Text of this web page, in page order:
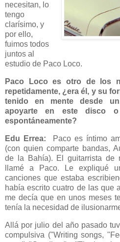
necesitan, lo
tengo
clarísimo, y
por ello,
fuimos todos
juntos al
estudio de Paco Loco.
Paco Loco es otro de los
repetidamente, ¿era él, y su
tenido en mente desde
apoyarte en este disco
espontáneamente?
Edu Errea: Paco es íntimo
(con quien comparte bandas,
de la Bahía). El guitarrista de
llamé a Paco. Le expliqué
canciones que estaba
había escrito cuatro de las que
me decía que en unos meses
tenía la necesidad de
Allá por julio del año pasado
compulsiva ("Writing songs,